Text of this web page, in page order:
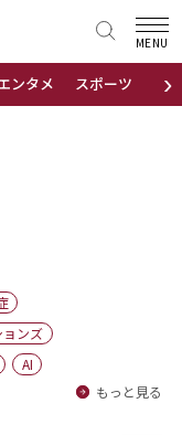
›
ンタメ スポーツ 地域
MENU
ョンズ
AI
もっと見る